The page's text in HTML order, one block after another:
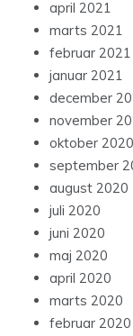
april 2021
marts 2021
februar 2021
januar 2021
december
november
oktober 2020
september
august 2020
juli 2020
juni 2020
maj 2020
april 2020
marts 2020
februar 2020